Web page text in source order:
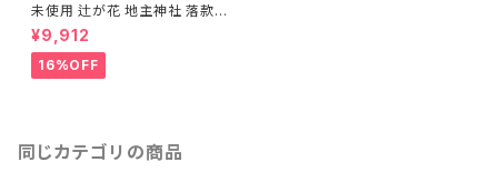
未使用 辻が花 地主神社 落款
正絹 金彩 パステル ピンク 黄緑
820
¥9,912
16%OFF
同じカテゴリの商品